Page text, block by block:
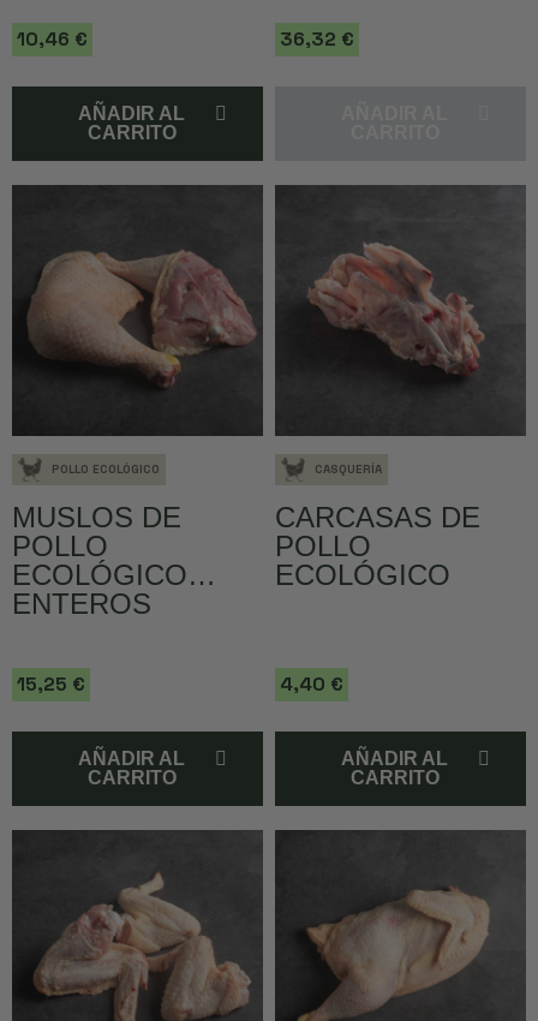
10,46 €
AÑADIR AL
CARRITO
36,32 €
POLLO ECOLÓGICO
MUSLOS DE
POLLO
ECOLÓGICO
ENTEROS
15,25 €
AÑADIR AL
CARRITO
CASQUERÍA
CARCASAS DE
POLLO
ECOLÓGICO
4,40 €
AÑADIR AL
CARRITO